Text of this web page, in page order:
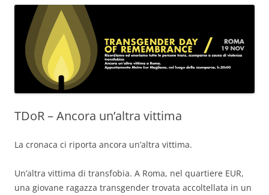
TDoR – Ancora un’altra vittima
La cronaca ci riporta ancora un’altra vittima.
Un’altra vittima di transfobia. A Roma, nel quartiere EUR,
una giovane ragazza transgender trovata accoltellata in un